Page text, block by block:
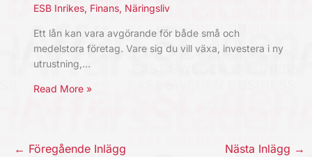
ESB Inrikes, Finans, Näringsliv
Ett lån kan vara avgörande för både små och
medelstora företag. Vare sig du vill växa, investera i ny
utrustning,…
Read More »
← Föregående Inlägg Nästa Inlägg →